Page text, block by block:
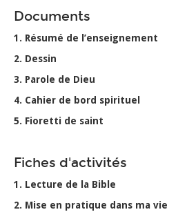
Documents
1. Résumé de l’enseignement
2. Dessin
3. Parole de Dieu
4. Cahier de bord spirituel
5. Fioretti de saint
Fiches d'activités
1. Lecture de la Bible
2. Mise en pratique dans ma vie